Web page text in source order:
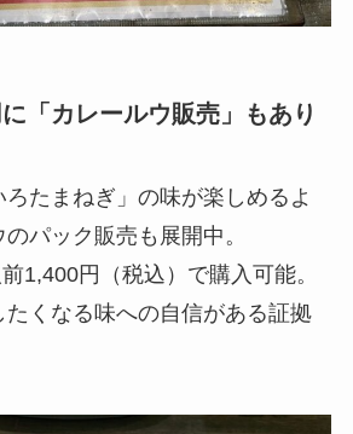
「カレールウ販売」もあり
たまねぎ」の味が楽しめるよ
パック販売も展開中。
1,400円（税込）で購入可能。
たくなる味への自信がある証拠